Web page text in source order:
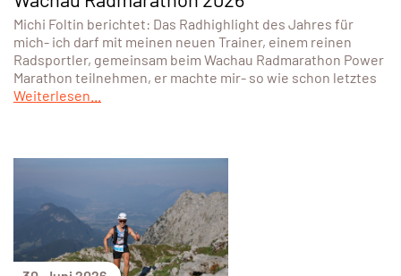
Michi Foltin berichtet: Das Radhighlight des Jahres für
mich- ich darf mit meinen neuen Trainer, einem reinen
Radsportler, gemeinsam beim Wachau Radmarathon Power
Marathon teilnehmen, er machte mir- so wie schon letztes
Weiterlesen...